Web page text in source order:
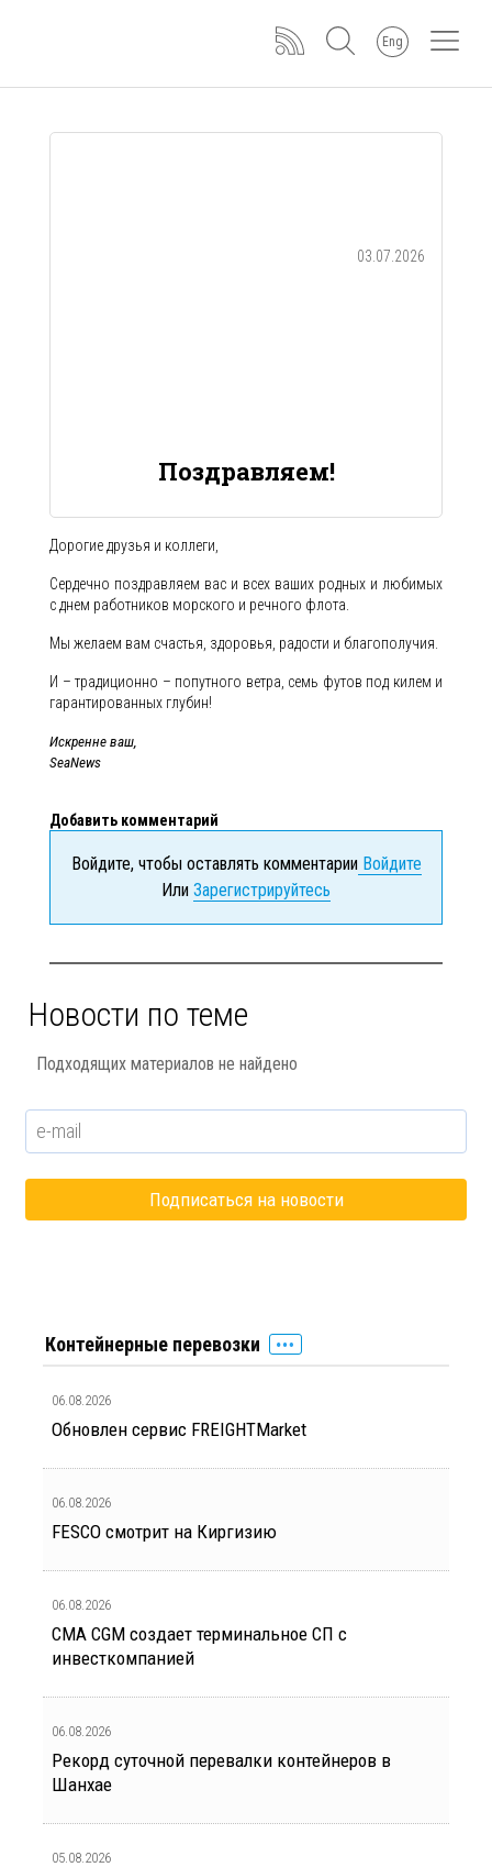
Eng
03.07.2026
Поздравляем!
Дорогие друзья и коллеги,
Сердечно поздравляем вас и всех ваших родных и любимых
с днем работников морского и речного флота.
Мы желаем вам счастья, здоровья, радости и благополучия.
И – традиционно – попутного ветра, семь футов под килем и
гарантированных глубин!
Искренне ваш,
SeaNews
Добавить комментарий
Войдите, чтобы оставлять комментарииВойдите
Или Зарегистрируйтесь
Новости по теме
Подходящих материалов не найдено
Контейнерные перевозки
06.08.2026
Обновлен сервис FREIGHTMarket
06.08.2026
FESCO смотрит на Киргизию
06.08.2026
CMA CGM создает терминальное СП с
инвесткомпанией
06.08.2026
Рекорд суточной перевалки контейнеров в
Шанхае
05.08.2026